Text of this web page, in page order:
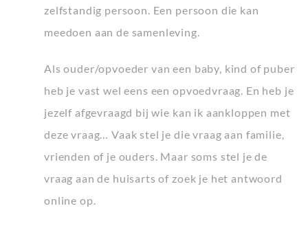
zelfstandig persoon. Een persoon die kan
meedoen aan de samenleving.
Als ouder/opvoeder van een baby, kind of puber
heb je vast wel eens een opvoedvraag. En heb je
jezelf afgevraagd bij wie kan ik aankloppen met
deze vraag… Vaak stel je die vraag aan familie,
vrienden of je ouders. Maar soms stel je de
vraag aan de huisarts of zoek je het antwoord
online op.